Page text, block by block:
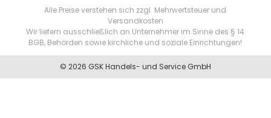
Alle Preise verstehen sich zzgl. Mehrwertsteuer und
Versandkosten
Wir liefern ausschließlich an Unternehmer im Sinne des § 14
BGB, Behörden sowie kirchliche und soziale Einrichtungen!
© 2026 GSK Handels- und Service GmbH